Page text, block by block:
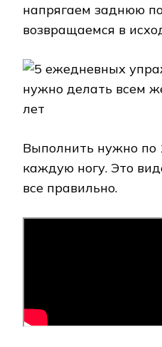
напрягаем заднюю
возвращаемся в
Выполнить нужно по
каждую ногу. Это
все правильно.